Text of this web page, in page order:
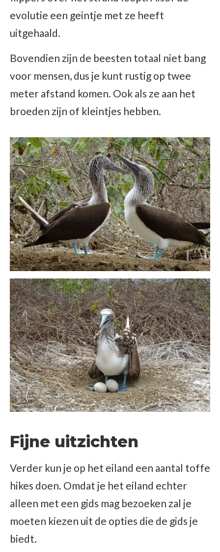
evolutie een geintje met ze heeft
uitgehaald.
Bovendien zijn de beesten totaal niet bang
voor mensen, dus je kunt rustig op twee
meter afstand komen. Ook als ze aan het
broeden zijn of kleintjes hebben.
Fijne uitzichten
Verder kun je op het eiland een aantal toffe
hikes doen. Omdat je het eiland echter
alleen met een gids mag bezoeken zal je
moeten kiezen uit de opties die de gids je
biedt.